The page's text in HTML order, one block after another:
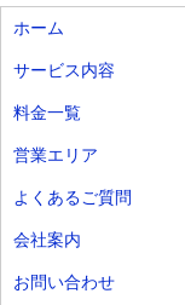
ホーム
サービス内容
料金一覧
営業エリア
よくあるご質問
会社案内
お問い合わせ